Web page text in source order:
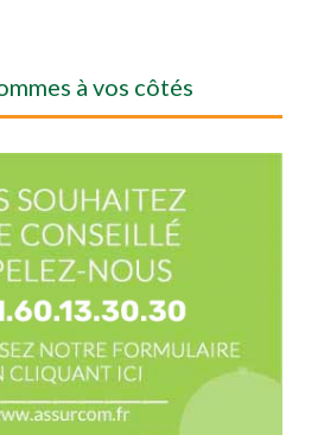
à vos côtés